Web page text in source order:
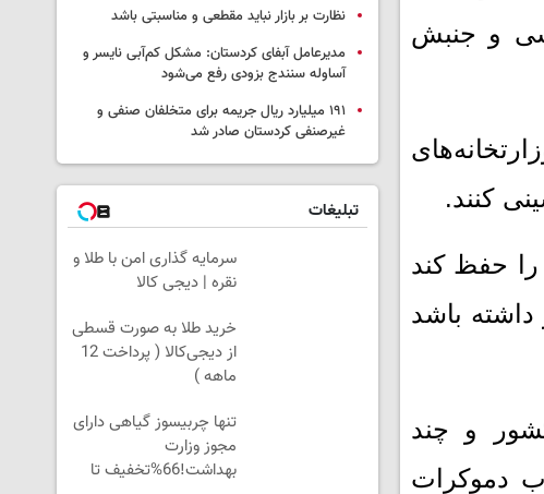
و جنبش
کنند.
حفظ کند
داشته باشد
و چند
دموکرات
نظارت بر بازار نباید مقطعی و مناسبتی باشد
مدیرعامل آبفای کردستان: مشکل کم‌آبی نایسر و
آساوله سنندج بزودی رفع می‌شود
۱۹۱ میلیارد ریال جریمه برای متخلفان صنفی و
غیرصنفی کردستان صادر شد
تبلیغات
سرمایه گذاری امن با طلا و
نقره | دیجی کالا
خرید طلا به صورت قسطی
از دیجی‌کالا ( پرداخت 12
ماهه )
تنها چربیسوز گیاهی دارای
مجوز وزارت
بهداشت!66%تخفیف تا